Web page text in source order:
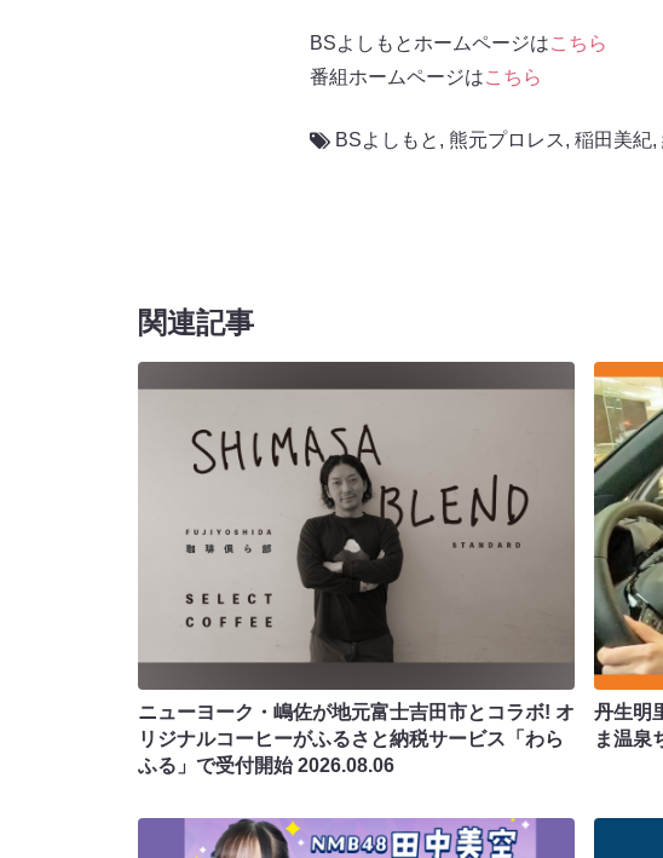
BSよしもとホームページはこちら
番組ホームページはこちら
BSよしもと , 熊元プロレス, 稲田美紀,
関連記事
ニューヨーク・嶋佐が地元富士吉田市とコラボ! オ
リジナルコーヒーがふるさと納税サービス「わら
ふる」で受付開始2026.08.06
丹生明
ま温泉